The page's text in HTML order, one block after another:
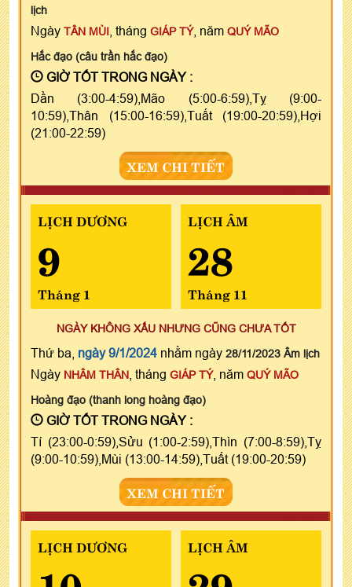
lịch
Ngày TÂN MÙI , tháng GIÁP TÝ, năm QUÝ MÃO
Hắc đạo (câu trần hắc đạo)
GIỜ TỐT TRONG NGÀY :
Dần (3:00-4:59),Mão (5:00-6:59),Tỵ (9:00-
10:59),Thân (15:00-16:59),Tuất (19:00-20:59),Hợi
(21:00-22:59)
XEM CHI TIẾT
LỊCH DƯƠNG
9
Tháng 1
LỊCH ÂM
28
Tháng 11
NGÀY KHÔNG XẤU NHƯNG CŨNG CHƯA TỐT
Thứ ba, ngày 9/1/2024 nhằm ngày 28/11/2023 Âm lịch
Ngày NHÂM THÂN , tháng GIÁP TÝ, năm QUÝ MÃO
Hoàng đạo (thanh long hoàng đạo)
GIỜ TỐT TRONG NGÀY :
Tí (23:00-0:59),Sửu (1:00-2:59),Thìn (7:00-8:59),Tỵ
(9:00-10:59),Mùi (13:00-14:59),Tuất (19:00-20:59)
XEM CHI TIẾT
LỊCH DƯƠNG LỊCH ÂM